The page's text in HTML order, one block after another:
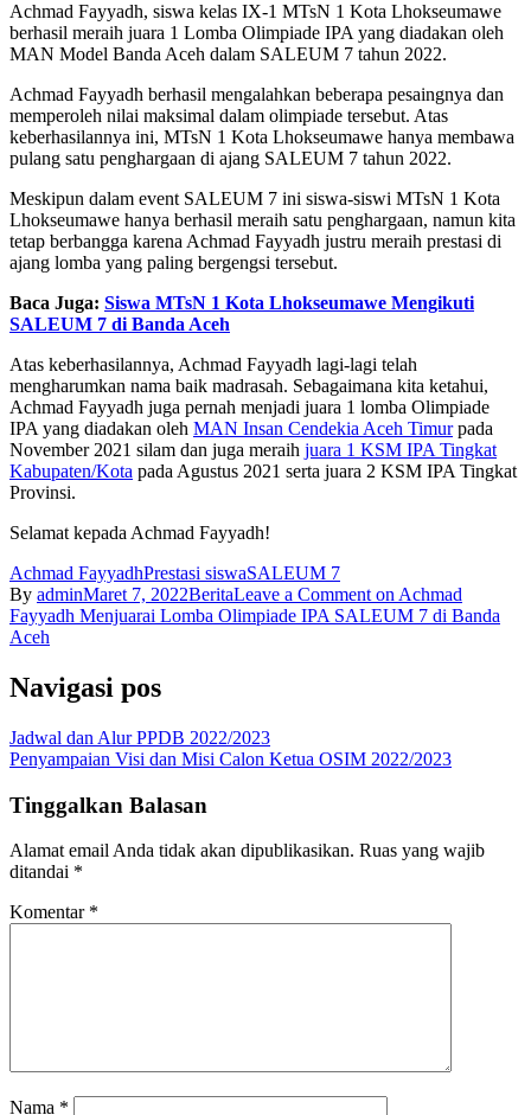
Achmad Fayyadh, siswa kelas IX-1 MTsN 1 Kota Lhokseumawe
berhasil meraih juara 1 Lomba Olimpiade IPA yang diadakan oleh
MAN Model Banda Aceh dalam SALEUM 7 tahun 2022.
Achmad Fayyadh berhasil mengalahkan beberapa pesaingnya dan
memperoleh nilai maksimal dalam olimpiade tersebut. Atas
keberhasilannya ini, MTsN 1 Kota Lhokseumawe hanya membawa
pulang satu penghargaan di ajang SALEUM 7 tahun 2022.
Meskipun dalam event SALEUM 7 ini siswa-siswi MTsN 1 Kota
Lhokseumawe hanya berhasil meraih satu penghargaan, namun kita
tetap berbangga karena Achmad Fayyadh justru meraih prestasi di
ajang lomba yang paling bergengsi tersebut.
Baca Juga: Siswa MTsN 1 Kota Lhokseumawe Mengikuti
SALEUM 7 di Banda Aceh
Atas keberhasilannya, Achmad Fayyadh lagi-lagi telah
mengharumkan nama baik madrasah. Sebagaimana kita ketahui,
Achmad Fayyadh juga pernah menjadi juara 1 lomba Olimpiade
IPA yang diadakan oleh MAN Insan Cendekia Aceh Timurpada
November 2021 silam dan juga meraih juara 1 KSM IPA Tingkat
Kabupaten/Kota pada Agustus 2021 serta juara 2 KSM IPA Tingkat
Provinsi.
Selamat kepada Achmad Fayyadh!
Achmad FayyadhPrestasi siswaSALEUM 7
By adminMaret 7, 2022BeritaLeave a Comment on Achmad
Fayyadh Menjuarai Lomba Olimpiade IPA SALEUM 7 di Banda
Aceh
Navigasi pos
Jadwal dan Alur PPDB 2022/2023
Penyampaian Visi dan Misi Calon Ketua OSIM 2022/2023
Tinggalkan Balasan
Alamat email Anda tidak akan dipublikasikan. Ruas yang wajib
ditandai *
Komentar *
Nama *